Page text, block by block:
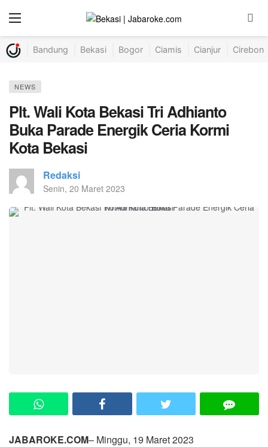
Bandung Bekasi Bogor Ciamis Cianjur Cirebon
NEWS
Plt. Wali Kota Bekasi Tri Adhianto
Buka Parade Energik Ceria Kormi
Kota Bekasi
Redaksi
Senin, 20 Maret 2023
JABAROKE.COM– Minggu, 19 Maret 2023